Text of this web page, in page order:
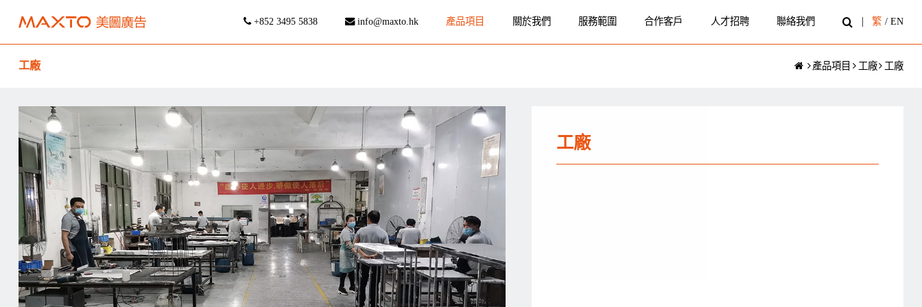
+852 3495 5838 info@maxto.hk 產品項目 關於我們 服務範圍 合作客戶 人才招聘 聯絡我們 繁 / EN
工廠 產品項目 工廠 工廠
工廠